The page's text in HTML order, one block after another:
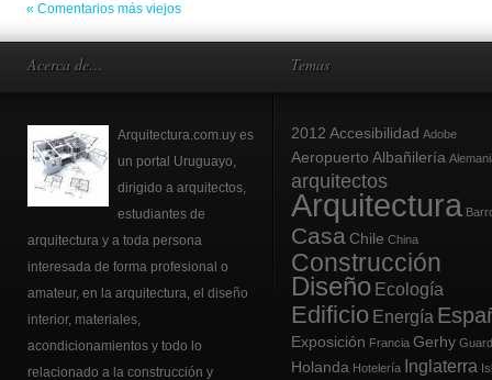
« Comentarios más viejos
Acerca de…
Arquitectura.com.uy es
un portal Uruguayo,
dirigido a arquitectos,
estudiantes de
arquitectura y a toda persona
interesada de forma profesional o
amateur, en la arquitectura, el diseño
interior, materiales,
acondicionamientos y todo lo
relacionado a la construcción y
Temas
2012 Accesibilidad Adobe
Aeropuerto Albañilería
arquitectos
Arquitectura
Casa Chile China
Construcción
Diseño Ecología
Edificio Energía
Exposición Francia Gerhy
Holanda Hotelería Inglaterra